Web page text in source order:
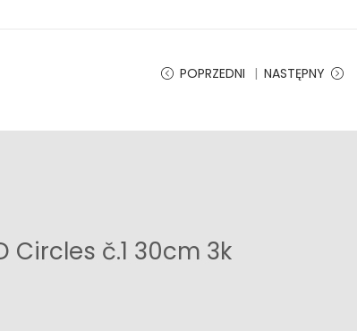
POPRZEDNI NASTĘPNY
Circles č.1 30cm 3k